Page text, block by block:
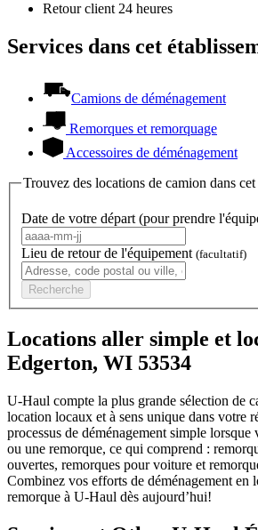
Retour client 24 heures
Services dans cet
Camions de déménagement
Remorques et remorquage
Accessoires de déménagement
Trouvez des locations de camion dans
Date de votre départ (pour prendre
Lieu de retour de l'équipement (facultatif)
Recherche
Locations aller simple et
Edgerton, WI 53534
U-Haul compte la plus grande sélection de
location locaux et à sens unique dans votre
processus de déménagement simple
ou une remorque, ce qui comprend :
ouvertes, remorques pour voiture et
Combinez vos efforts de déménagement en
remorque à U-Haul dès aujourd’hui!